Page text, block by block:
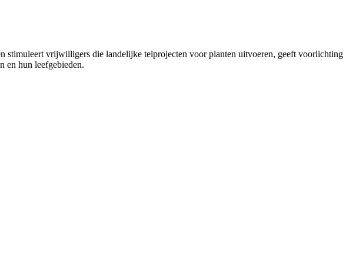
vrijwilligers die landelijke telprojecten voor planten uitvoeren, geeft voorlichting
en hun leefgebieden.